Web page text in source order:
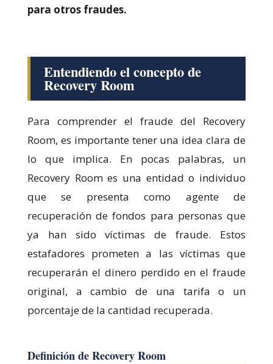
para otros fraudes.
Entendiendo el concepto de
Recovery Room
Para comprender el fraude del Recovery
Room, es importante tener una idea clara de
lo que implica. En pocas palabras, un
Recovery Room es una entidad o individuo
que se presenta como agente de
recuperación de fondos para personas que
ya han sido víctimas de fraude. Estos
estafadores prometen a las víctimas que
recuperarán el dinero perdido en el fraude
original, a cambio de una tarifa o un
porcentaje de la cantidad recuperada.
Definición de Recovery Room
comportamiento
posibilidad de
ver contenido y
ofertas
personalizados.